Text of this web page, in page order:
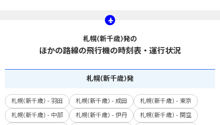
札幌(新千歳)発の
ほかの路線の飛行機の時刻表・運行状況
札幌(新千歳)発
札幌(新千歳) - 羽田 札幌(新千歳) - 成田 札幌(新千歳) - 東京
札幌(新千歳) - 中部 札幌(新千歳) - 伊丹 札幌(新千歳) - 関空